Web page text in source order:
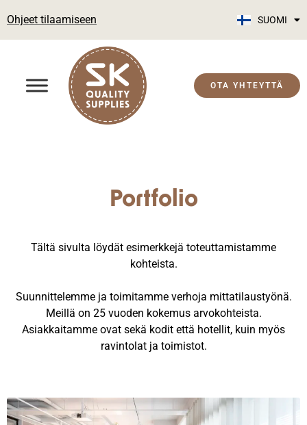
Ohjeet tilaamiseen SUOMI
ENGLISH
OTA YHTEYTTÄ
Portfolio
Tältä sivulta löydät esimerkkejä toteuttamistamme
kohteista.
Suunnittelemme ja toimitamme verhoja mittatilaustyönä.
Meillä on 25 vuoden kokemus arvokohteista.
Asiakkaitamme ovat sekä kodit että hotellit, kuin myös
ravintolat ja toimistot.